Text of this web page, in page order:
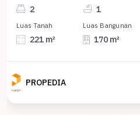
2 1
Luas Tanah
221 m²
Luas Bangunan
170 m²
PROPEDIA